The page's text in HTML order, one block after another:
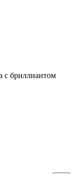
с бриллиантом